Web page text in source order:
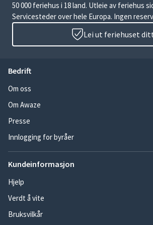
50 000 feriehus i 18 land. Utleie av feriehus
Servicesteder over hele Europa. Ingen
Lei ut feriehuset
Bedrift
Om oss
Om Awaze
Presse
Innlogging for byråer
Kundeinformasjon
Hjelp
Verdt å vite
Bruksvilkår